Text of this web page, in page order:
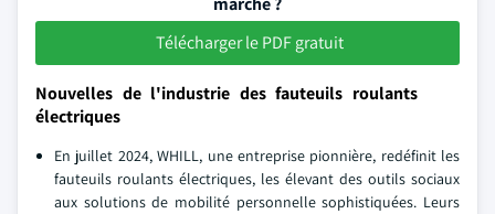
Télécharger le PDF gratuit
Nouvelles de l'industrie des fauteuils roulants
électriques
En juillet 2024, WHILL, une entreprise pionnière, redéfinit les
fauteuils roulants électriques, les élevant des outils sociaux
aux solutions de mobilité personnelle sophistiquées. Leurs